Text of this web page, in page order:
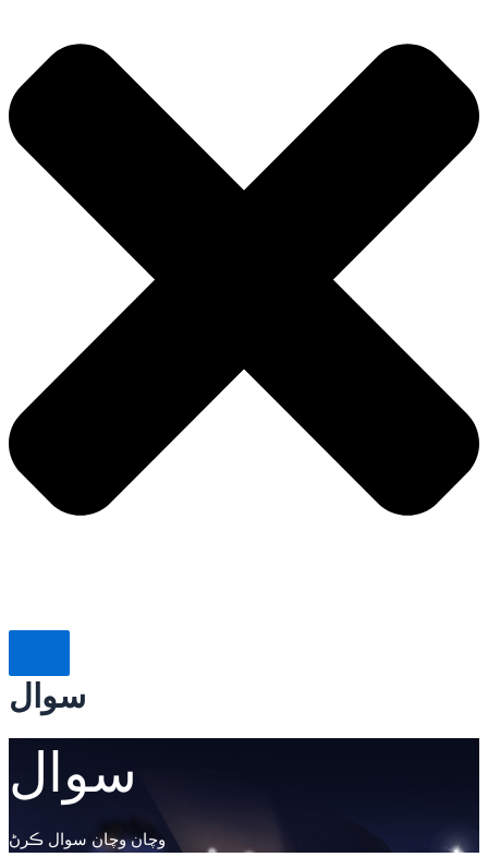
سوال
سوال
وچان وچان سوال ڪرڻ